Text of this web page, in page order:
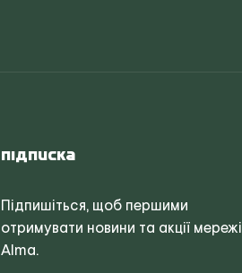
Підписка
Підпишіться, щоб першими
отримувати новини та акції мережі
Alma.